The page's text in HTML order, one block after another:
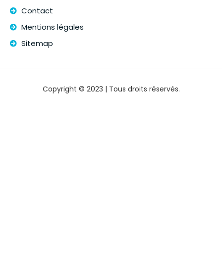
Contact
Mentions légales
Sitemap
Copyright © 2023 | Tous droits réservés.